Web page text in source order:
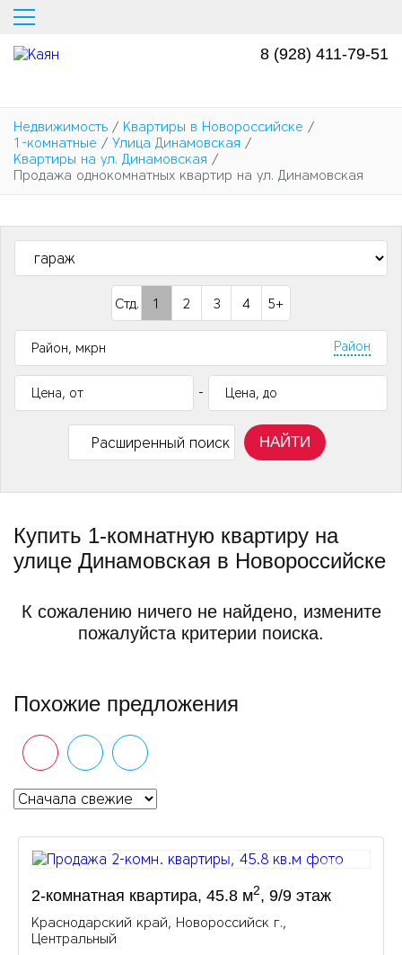
Перейти
основному
содержанию
8 (928) 411-79-51
Недвижимость / Квартиры в Новороссийске /
1-комнатные / Улица Динамовская /
Квартиры на ул. Динамовская /
Продажа однокомнатных квартир на ул. Динамовская
Стд. 1 2 3 4 5+
Район
-
Расширенный поиск НАЙТИ
Купить 1-комнатную квартиру на
улице Динамовская в Новороссийске
К сожалению ничего не найдено, измените
пожалуйста критерии поиска.
Похожие предложения
2-комнатная квартира, 45.8 м2, 9/9 этаж
Краснодарский край, Новороссийск г.,
Центральный